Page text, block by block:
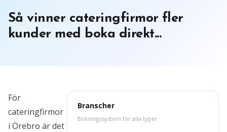
Så vinner cateringfirmor fler
kunder med boka direkt...
För
cateringfirmor
i Örebro är det
Branscher
Bokningssystem för alla typer